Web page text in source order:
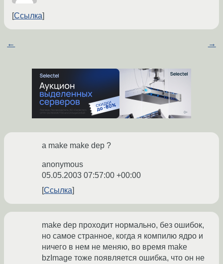
Ссылка
← →
а make make dep ?
anonymous
05.05.2003 07:57:00 +00:00
Ссылка
make dep проходит нормально, без ошибок,
но самое странное, когда я компилю ядро и
ничего в нем не меняю, во время make
bzImage тоже появляется ошибка, что он не